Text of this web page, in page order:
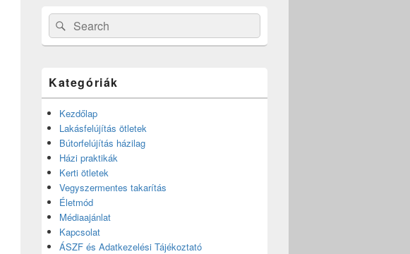
Search
for:
Search
Kategóriák
Kezdőlap
Lakásfelújítás ötletek
Bútorfelújítás házilag
Házi praktikák
Kerti ötletek
Vegyszermentes takarítás
Életmód
Médiaajánlat
Kapcsolat
ÁSZF és Adatkezelési Tájékoztató